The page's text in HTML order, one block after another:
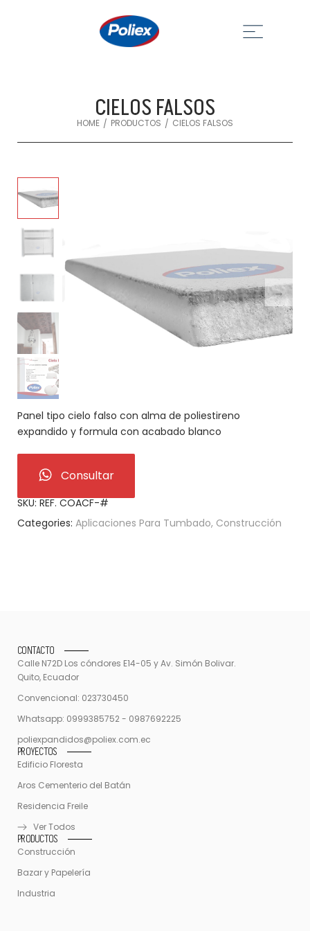
CIELOS FALSOS
HOME / PRODUCTOS / CIELOS FALSOS
Panel tipo cielo falso con alma de poliestireno
expandido y formula con acabado blanco
Consultar
SKU: REF. COACF-#
Categories: Aplicaciones Para Tumbado, Construcción
CONTACTO
Calle N72D Los cóndores E14-05 y Av. Simón Bolivar.
Quito, Ecuador
Convencional: 023730450
Whatsapp: 0999385752 - 0987692225
poliexpandidos@poliex.com.ec
PROYECTOS
Edificio Floresta
Aros Cementerio del Batán
Residencia Freile
Ver Todos
PRODUCTOS
Construcción
Bazar y Papelería
Industria